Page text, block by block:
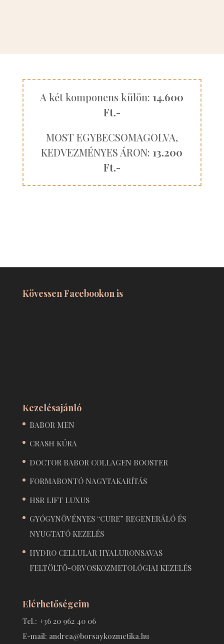
A két komponens külön: 14.600
Ft.-
MOST EGYBECSOMAGOLVA,
KEDVEZMÉNYES ÁRON: 13.200
Ft.-
Kövessen Facebookon is
Kezelésajánló
BABOR MEN
CRASH KÚRA
DOCTOR BABOR COLLAGEN BOOSTER
FORMABONTÓ NAGYTAKARÍTÁS
HSR LIFT LUXUS
GYÓGYNÖVÉNYES “CURE” REGENERÁLÓ ÉS
NYUGTATÓ KEZELÉS
HYDRO CELLULAR HYALURONSAVAS
FELTÖLTŐ-ORVOSKOZMETOLÓGIAI KEZELÉS
Elérhetőségeim
Tel.: +36 20 962 40 06
E-mail: andrea@borsaykozmetika.hu